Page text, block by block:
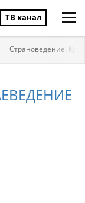
ТВ канал
Страноведение.